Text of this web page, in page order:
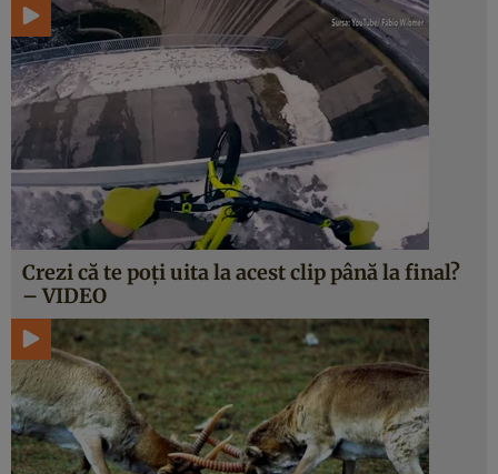
Crezi că te poţi uita la acest clip până la final?
– VIDEO